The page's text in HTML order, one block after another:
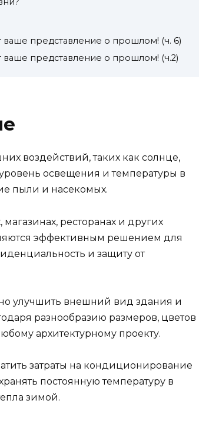
представление о прошлом! (ч. 6)
представление о прошлом! (ч.2)
воздействий, таких как солнце,
освещения и температуры в
пыли и насекомых.
ресторанах и других
эффективным решением для
и защиту от
улучшить внешний вид здания и
разнообразию размеров, цветов
архитектурному проекту.
затраты на кондиционирование
постоянную температуру в
зимой.